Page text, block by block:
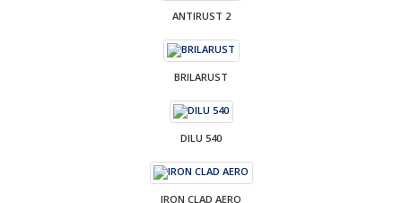
ANTIRUST 2
BRILARUST
DILU 540
IRON CLAD AERO